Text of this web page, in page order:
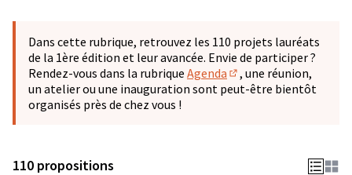
−
Dans cette rubrique, retrouvez les 110 projets lauréats
de la 1ère édition et leur avancée. Envie de participer ?
Rendez-vous dans la rubrique Agenda
(S'ouvre dans un
, une réunion,
un atelier ou une inauguration sont peut-être bientôt
organisés près de chez vous !
110 propositions